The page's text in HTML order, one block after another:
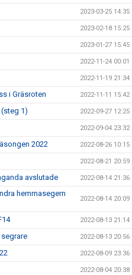
2023-03-25 14:35
2023-02-18 15:25
2023-01-27 15:45
2022-11-24 00:01
2022-11-19 21:34
i Gräsroten 2022-11-11 15:42
1) 2022-09-27 12:25
2022-09-04 23:32
2022 2022-08-26 10:15
2022-08-21 20:59
avslutade 2022-08-14 21:36
hemmasegern
2022-08-14 20:09
2022-08-13 21:14
segrare 2022-08-13 20:56
2022-08-09 23:36
2022-08-04 20:38